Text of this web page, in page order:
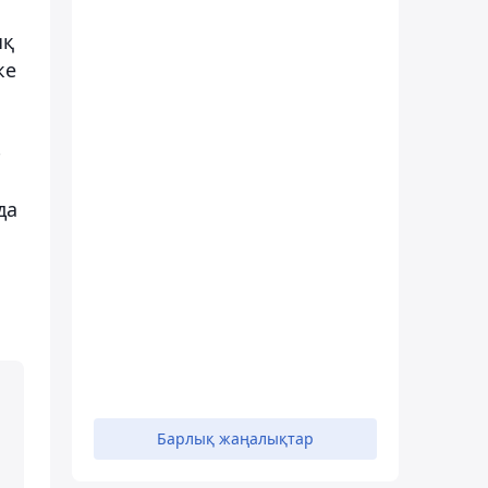
Барлық жаңалықтар